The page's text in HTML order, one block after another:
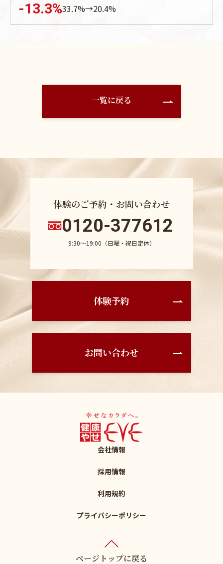
-13.3%33.7%→20.4%
一覧に戻る
体験のご予約・お問い合わせ
0120-377612
9:30〜19:00（日曜・祝日定休）
体験予約
お問い合わせ
会社情報
採用情報
利用規約
プライバシーポリシー
ページトップに戻る